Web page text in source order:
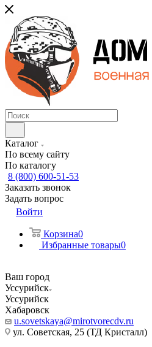
Каталог
По всему сайту
По каталогу
8 (800) 600-51-53
Заказать звонок
Задать вопрос
Войти
Корзина0
Избранные товары0
Ваш город
Уссурийск
Уссурийск
Хабаровск
u.sovetskaya@mirotvorecdv.ru
ул. Советская, 25 (ТД Кристалл)